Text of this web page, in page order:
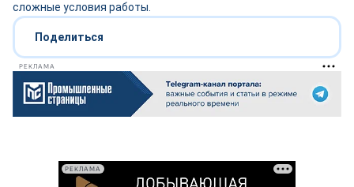
сложные условия работы.
Поделиться
РЕКЛАМА
РЕКЛАМА